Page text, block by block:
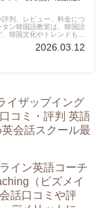
判、レビュー、料金につ
ン韓国語教室は、韓国語
韓国文化やトレンドも取
2026.03.12
イザップイング
コミ・評判 英語
会話スクール最
イン英語コーチ
（ビズメイ
話口コミや評